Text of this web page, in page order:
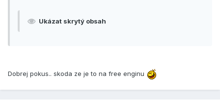
Ukázat skrytý obsah
Dobrej pokus.. skoda ze je to na free enginu